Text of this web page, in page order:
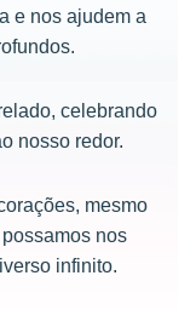
e nos ajudem a
celebrando
nosso redor.
mesmo
nos
infinito.